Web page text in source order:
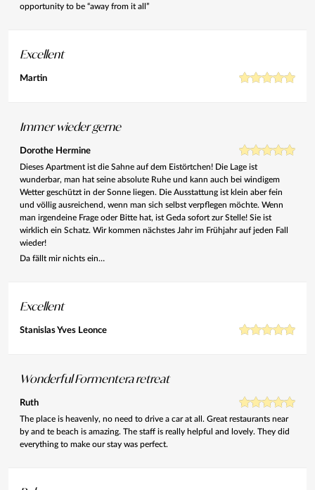
opportunity to be “away from it all”
Excellent
Martin
Immer wieder gerne
Dorothe Hermine
Dieses Apartment ist die Sahne auf dem Eistörtchen! Die Lage ist
wunderbar, man hat seine absolute Ruhe und kann auch bei windigem
Wetter geschützt in der Sonne liegen. Die Ausstattung ist klein aber fein
und völlig ausreichend, wenn man sich selbst verpflegen möchte. Wenn
man irgendeine Frage oder Bitte hat, ist Geda sofort zur Stelle! Sie ist
wirklich ein Schatz. Wir kommen nächstes Jahr im Frühjahr auf jeden Fall
wieder!
Da fällt mir nichts ein…
Excellent
Stanislas Yves Leonce
Wonderful Formentera retreat
Ruth
The place is heavenly, no need to drive a car at all. Great restaurants near
by and te beach is amazing. The staff is really helpful and lovely. They did
everything to make our stay was perfect.